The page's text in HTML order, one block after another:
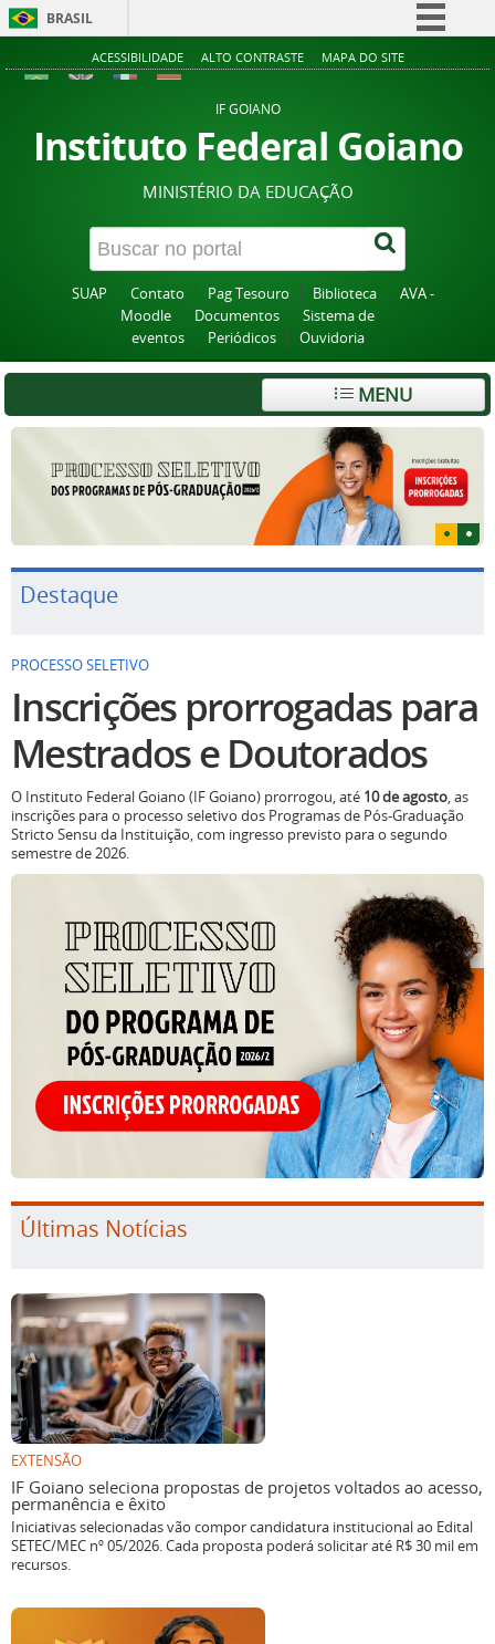
BRASIL
Simplifique!
Acesso à informação
Legislação
Canais
ACESSIBILIDADE ALTO CONTRASTE MAPA DO SITE
IF GOIANO
Instituto Federal Goiano
MINISTÉRIO DA EDUCAÇÃO
SUAP Contato Pag Tesouro Biblioteca
AVA -
Moodle
Documentos
Sistema de
eventos
Periódicos Ouvidoria
MENU
Destaque
PROCESSO SELETIVO
Inscrições prorrogadas para
Mestrados e Doutorados
O Instituto Federal Goiano (IF Goiano) prorrogou, até 10 de agosto, as
inscrições para o processo seletivo dos Programas de Pós-Graduação
Stricto Sensu da Instituição, com ingresso previsto para o segundo
semestre de 2026.
Últimas Notícias
EXTENSÃO
IF Goiano seleciona propostas de projetos voltados ao acesso,
permanência e êxito
Iniciativas selecionadas vão compor candidatura institucional ao Edital
SETEC/MEC nº 05/2026. Cada proposta poderá solicitar até R$ 30 mil em
recursos.